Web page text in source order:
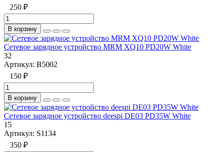
250 ₽
В корзину
Сетевое зарядное устройство MRM XQ10 PD20W White
32
Артикул: B5002
150 ₽
В корзину
Сетевое зарядное устройство deespi DE03 PD35W White
15
Артикул: S1134
350 ₽